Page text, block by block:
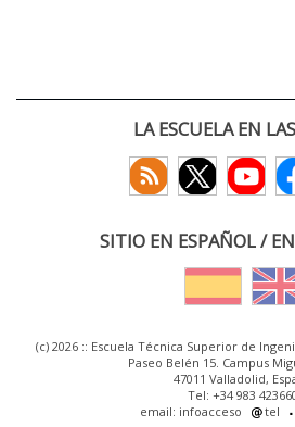
LA ESCUELA EN
SITIO EN ESPAÑOL /
(c) 2026 :: Escuela Técnica Superior de
Paseo Belén 15. Campus
47011 Valladolid,
Tel: +34 983
email: infoacceso
tel